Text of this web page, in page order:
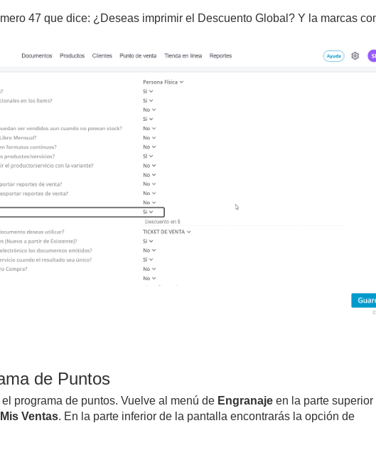
47 que dice: ¿Deseas imprimir el Descuento Global? Y la marcas
de Puntos
programa de puntos. Vuelve al menú de Engranaje en la parte superior
Mis Ventas. En la parte inferior de la pantalla encontrarás la opción de